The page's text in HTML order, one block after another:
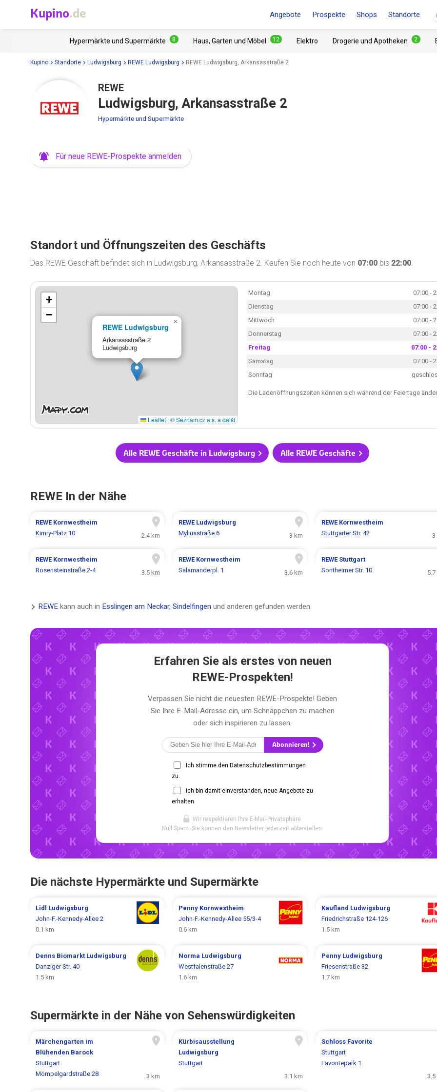
Kupino.de Angebote Prospekte Shops Standorte
Hypermärkte und Supermärkte 8 Haus, Garten und Möbel 12 Elektro Drogerie und Apotheken 2
Kupino Standorte Ludwigsburg REWE Ludwigsburg REWE Ludwigsburg, Arkansasstraße 2
REWE
Ludwigsburg, Arkansasstraße 2
Hypermärkte und Supermärkte
Für neue REWE-Prospekte anmelden
Standort und Öffnungszeiten des Geschäfts
Das REWE Geschäft befindet sich in Ludwigsburg, Arkansasstraße 2. Kaufen Sie noch heute von 07:00 bis 22:00.
REWE Ludwigsburg
Arkansasstraße 2
Ludwigsburg
×
+
−
Leaflet | © Seznam.cz a.s. a další
Montag
07:00 -
Dienstag
07:00 -
Mittwoch
07:00 -
Donnerstag
07:00 -
Freitag
07:00 -
Samstag
07:00 -
Sonntag
Die Ladenöffnungszeiten können sich während der Feiertage
Alle REWE Geschäfte in Ludwigsburg Alle REWE Geschäfte
REWE In der Nähe
REWE Kornwestheim
Kimry-Platz 10
2.4 km
REWE Ludwigsburg
Myliusstraße 6
3 km
REWE Kornwestheim
Stuttgarter Str. 42
3
REWE Kornwestheim
Rosensteinstraße 2-4
3.5 km
REWE Kornwestheim
Salamanderpl. 1
3.6 km
REWE Stuttgart
Sontheimer Str. 10
REWE kann auch in Esslingen am Neckar, Sindelfingen und anderen gefunden werden.
Erfahren Sie als erstes von neuen
REWE-Prospekten!
Verpassen Sie nicht die neuesten REWE-Prospekte! Geben
Sie Ihre E-Mail-Adresse ein, um Schnäppchen zu machen
oder sich inspirieren zu lassen.
Abonnieren!
Ich stimme den Datenschutzbestimmungen
zu.
Ich bin damit einverstanden, neue Angebote zu
erhalten.
Wir respektieren Ihre E-Mail-Privatsphäre.
Null Spam. Sie können den Newsletter jederzeit abbestellen.
Die nächste Hypermärkte und Supermärkte
Lidl Ludwigsburg
John-F.-Kennedy-Allee 2
0.1 km
Penny Kornwestheim
John-F.-Kennedy-Allee 55/3-4
0.6 km
Kaufland Ludwigsburg
Friedrichstraße 124-126
1.5 km
Denns Biomarkt Ludwigsburg
Danziger Str. 40
1.5 km
Norma Ludwigsburg
Westfalenstraße 27
1.6 km
Penny Ludwigsburg
Friesenstraße 32
1.7 km
Supermärkte in der Nähe von Sehenswürdigkeiten
Märchengarten im
Blühenden Barock
Stuttgart
Mömpelgardstraße 28
3 km
Kürbisausstellung
Ludwigsburg
Stuttgart
3.1 km
Schloss Favorite
Stuttgart
Favoritepark 1
3.5